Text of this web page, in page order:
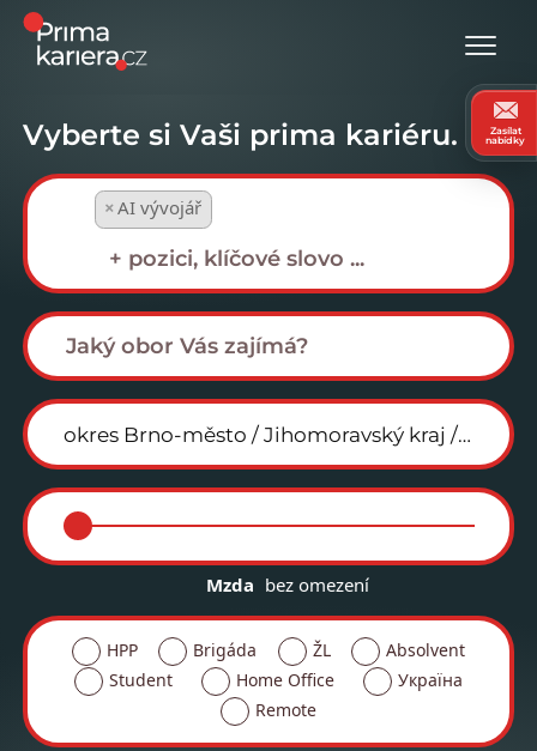
Vyberte si Vaši prima kariéru.
×AI vývojář
Mzda bez omezení
HPP Brigáda ŽL
Absolvent
Student
Home Office
Україна
Remote
Zasílat
nabídky